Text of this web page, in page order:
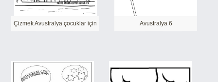
Çizmek Avustralya çocuklar için Avustralya 6